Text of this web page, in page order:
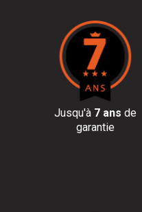
Jusqu'à 7 ans de
garantie